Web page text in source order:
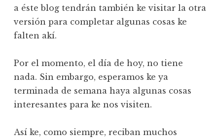
a éste blog tendrán también ke visitar la otra
versión para completar algunas cosas ke
falten akí.
Por el momento, el día de hoy, no tiene
nada. Sin embargo, esperamos ke ya
terminada de semana haya algunas cosas
interesantes para ke nos visiten.
Así ke, como siempre, reciban muchos